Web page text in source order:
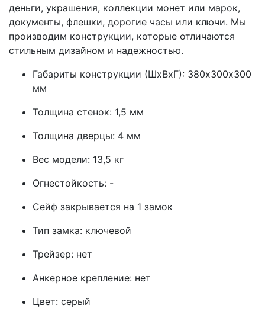
деньги, украшения, коллекции монет или марок,
документы, флешки, дорогие часы или ключи. Мы
производим конструкции, которые отличаются
стильным дизайном и надежностью.
Габариты конструкции (ШхВхГ): 380х300х300
мм
Толщина стенок: 1,5 мм
Толщина дверцы: 4 мм
Вес модели: 13,5 кг
Огнестойкость: -
Сейф закрывается на 1 замок
Тип замка: ключевой
Трейзер: нет
Анкерное крепление: нет
Цвет: серый